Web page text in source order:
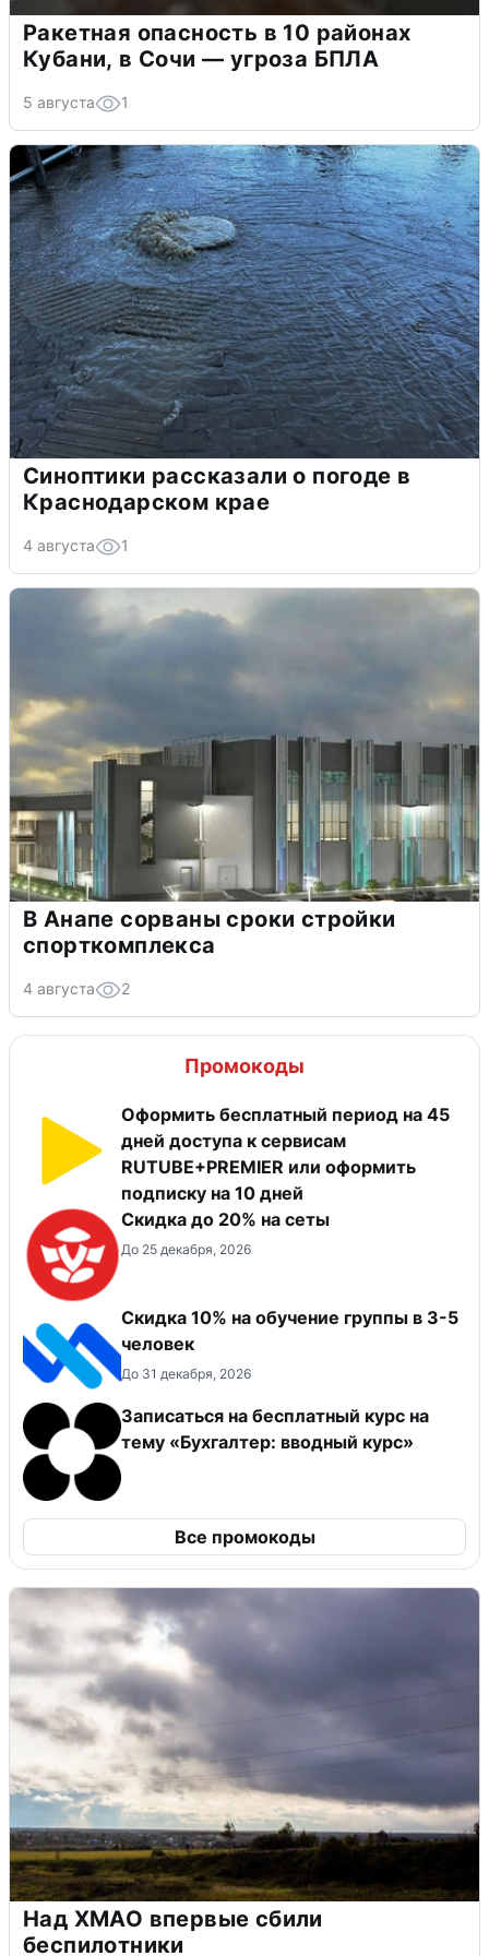
Ракетная опасность в 10 районах
Кубани, в Сочи — угроза БПЛА
5 августа 1
Синоптики рассказали о погоде в
Краснодарском крае
4 августа 1
В Анапе сорваны сроки стройки
спорткомплекса
4 августа 2
Промокоды
Оформить бесплатный период на 45
дней доступа к сервисам
RUTUBE+PREMIER или оформить
подписку на 10 дней
Скидка до 20% на сеты
До 25 декабря, 2026
Скидка 10% на обучение группы в 3-5
человек
До 31 декабря, 2026
Записаться на бесплатный курс на
тему «Бухгалтер: вводный курс»
Все промокоды
Над ХМАО впервые сбили
беспилотники